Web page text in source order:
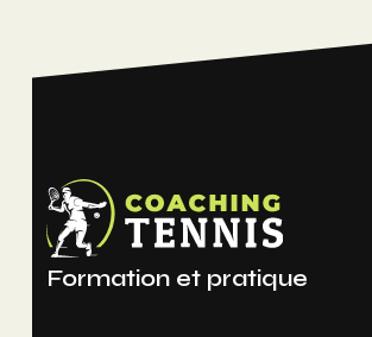
Formation et pratique